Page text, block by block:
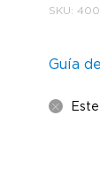
SKU:
Guía